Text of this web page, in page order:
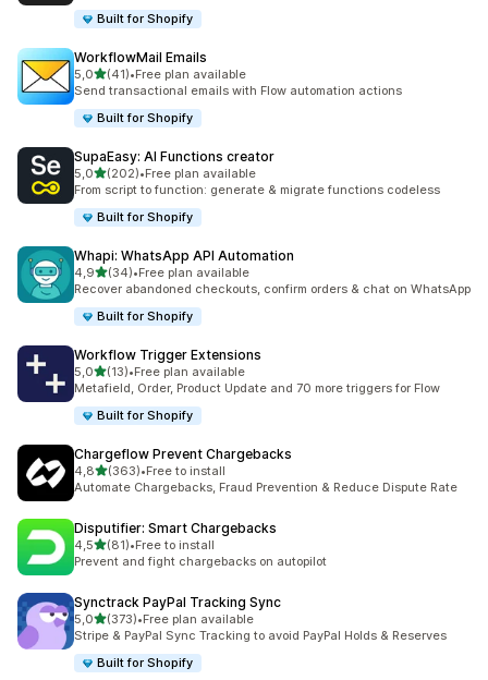
Built for Shopify
WorkflowMail Emails
5,0stelle su 5
(41)
41 recensioni totali
•Free plan available
Send transactional emails with Flow automation actions
Built for Shopify
SupaEasy: AI Functions creator
5,0stelle su 5
(202)
202 recensioni totali
•Free plan available
From script to function: generate & migrate functions codeless
Built for Shopify
Whapi: WhatsApp API Automation
4,9stelle su 5
(34)
34 recensioni totali
•Free plan available
Recover abandoned checkouts, confirm orders & chat on WhatsApp
Built for Shopify
Workflow Trigger Extensions
5,0stelle su 5
(13)
13 recensioni totali
•Free plan available
Metafield, Order, Product Update and 70 more triggers for Flow
Built for Shopify
Chargeflow Prevent Chargebacks
4,8stelle su 5
(363)
363 recensioni totali
•Free to install
Automate Chargebacks, Fraud Prevention & Reduce Dispute Rate
Disputifier: Smart Chargebacks
4,5stelle su 5
(81)
81 recensioni totali
•Free to install
Prevent and fight chargebacks on autopilot
Synctrack PayPal Tracking Sync
5,0stelle su 5
(373)
373 recensioni totali
•Free plan available
Stripe & PayPal Sync Tracking to avoid PayPal Holds & Reserves
Built for Shopify